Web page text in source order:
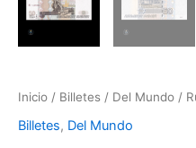
Inicio / Billetes / Del Mundo /
Billetes, Del Mundo